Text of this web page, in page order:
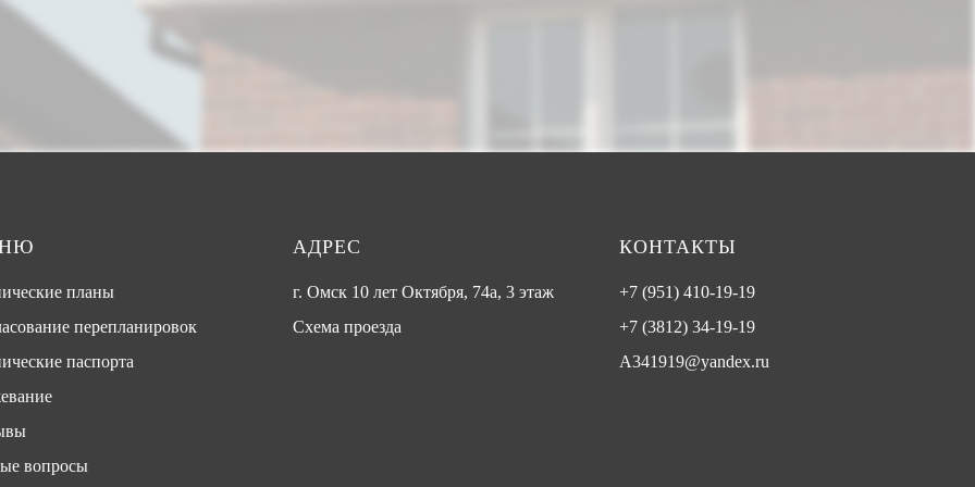
планы
перепланировок
паспорта
вопросы
АДРЕС
г. Омск 10 лет Октября, 74а, 3 этаж
Схема проезда
КОНТАКТЫ
+7 (951) 410-19-19
+7 (3812) 34-19-19
A341919@yandex.ru